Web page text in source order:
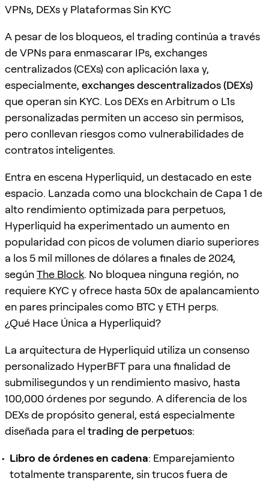
VPNs, DEXs y Plataformas Sin KYC
A pesar de los bloqueos, el trading continúa a través
de VPNs para enmascarar IPs, exchanges
centralizados (CEXs) con aplicación laxa y,
especialmente, exchanges descentralizados (DEXs)
que operan sin KYC. Los DEXs en Arbitrum o L1s
personalizadas permiten un acceso sin permisos,
pero conllevan riesgos como vulnerabilidades de
contratos inteligentes.
Entra en escena Hyperliquid, un destacado en este
espacio. Lanzada como una blockchain de Capa 1 de
alto rendimiento optimizada para perpetuos,
Hyperliquid ha experimentado un aumento en
popularidad con picos de volumen diario superiores
a los 5 mil millones de dólares a finales de 2024,
segúnThe Block. No bloquea ninguna región, no
requiere KYC y ofrece hasta 50x de apalancamiento
en pares principales como BTC y ETH perps.
¿Qué Hace Única a Hyperliquid?
La arquitectura de Hyperliquid utiliza un consenso
personalizado HyperBFT para una finalidad de
submilisegundos y un rendimiento masivo, hasta
100,000 órdenes por segundo. A diferencia de los
DEXs de propósito general, está especialmente
diseñada para el trading de perpetuos:
Libro de órdenes en cadena: Emparejamiento
totalmente transparente, sin trucos fuera de